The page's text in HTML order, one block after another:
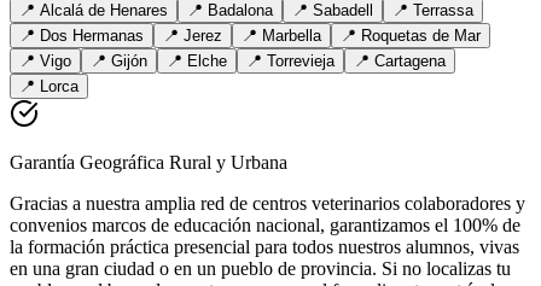
📍 Alcalá de Henares 📍 Badalona 📍 Sabadell 📍 Terrassa
📍 Dos Hermanas 📍 Jerez 📍 Marbella 📍 Roquetas de Mar
📍 Vigo 📍 Gijón 📍 Elche 📍 Torrevieja 📍 Cartagena
📍 Lorca
Garantía Geográfica Rural y Urbana
Gracias a nuestra amplia red de centros veterinarios colaboradores y
convenios marcos de educación nacional, garantizamos el 100% de
la formación práctica presencial para todos nuestros alumnos, vivas
en una gran ciudad o en un pueblo de provincia. Si no localizas tu